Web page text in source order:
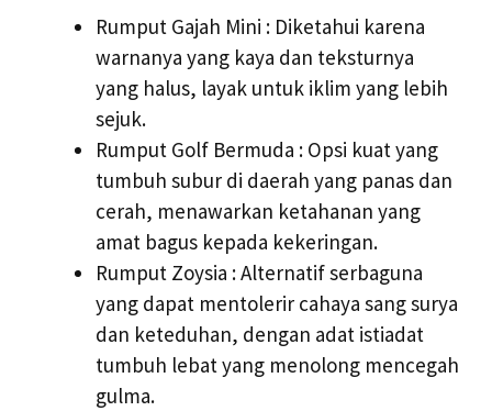
Rumput Gajah Mini : Diketahui karena
warnanya yang kaya dan teksturnya
yang halus, layak untuk iklim yang lebih
sejuk.
Rumput Golf Bermuda : Opsi kuat yang
tumbuh subur di daerah yang panas dan
cerah, menawarkan ketahanan yang
amat bagus kepada kekeringan.
Rumput Zoysia : Alternatif serbaguna
yang dapat mentolerir cahaya sang surya
dan keteduhan, dengan adat istiadat
tumbuh lebat yang menolong mencegah
gulma.